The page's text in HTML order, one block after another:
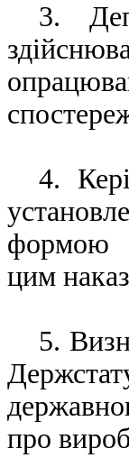
3.
4.
формою
цим
5.
про